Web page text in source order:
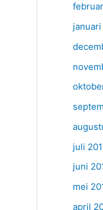
juli
juni
mei
april